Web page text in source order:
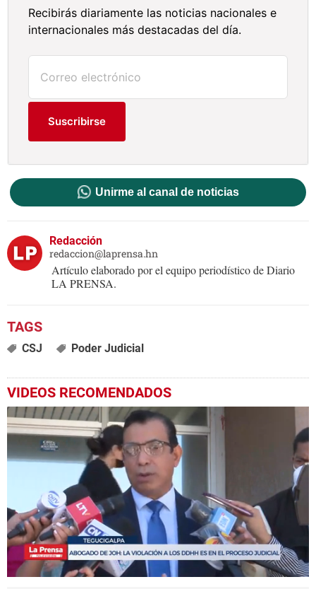
Recibirás diariamente las noticias nacionales e
internacionales más destacadas del día.
Suscribirse
Unirme al canal de noticias
Redacción
redaccion@laprensa.hn
Artículo elaborado por el equipo periodístico de Diario
LA PRENSA.
CSJ Poder Judicial
VIDEOS RECOMENDADOS